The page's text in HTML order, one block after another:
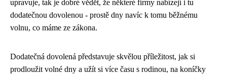
upravuje, tak je dobré vědět, že některé firmy nabízejí i tu
dodatečnou dovolenou - prostě dny navíc k tomu běžnému
volnu, co máme ze zákona.
Dodatečná dovolená představuje skvělou příležitost, jak si
prodloužit volné dny a užít si více času s rodinou, na koníčky